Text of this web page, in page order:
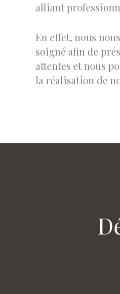
alliant
En effet, nous
soigné afin de
attentes et nous
la réalisation de